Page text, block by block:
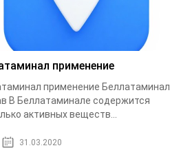
применение
применение Беллатаминал
В Беллатаминале содержится
активных веществ...
31.03.2020